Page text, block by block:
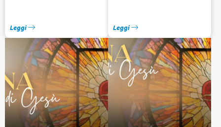
Leggi Leggi